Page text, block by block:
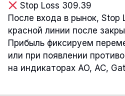
Stop Loss 309.39
После входа в рынок, Stop
красной линии после
Прибыль фиксируем
или при появлении
на индикаторах AO, AC,